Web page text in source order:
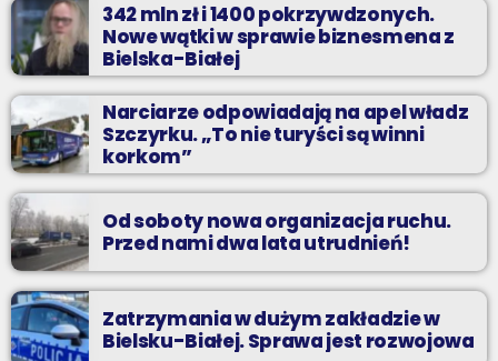
342 mln zł i 1400 pokrzywdzonych.
Nowe wątki w sprawie biznesmena z
Bielska-Białej
Narciarze odpowiadają na apel władz
Szczyrku. „To nie turyści są winni
korkom”
Od soboty nowa organizacja ruchu.
Przed nami dwa lata utrudnień!
Zatrzymania w dużym zakładzie w
Bielsku-Białej. Sprawa jest rozwojowa